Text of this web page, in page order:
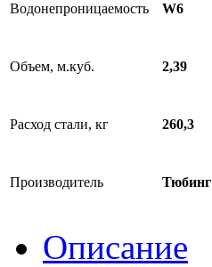
Водонепроницаемость W6
Объем, м.куб. 2,39
Расход стали, кг 260,3
Производитель Тюбинг
Описание